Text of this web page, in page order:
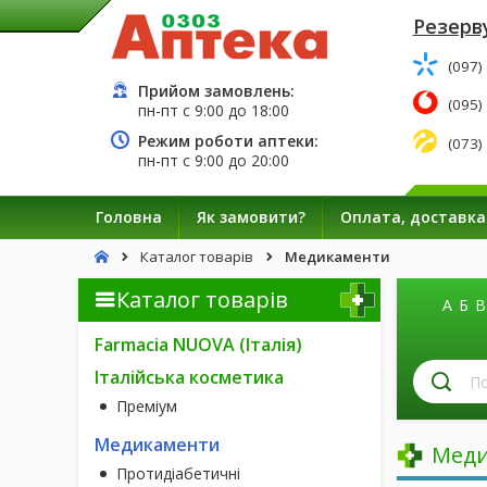
Прийом замовлень:
пн-пт с9:00 до 18:00
Режим роботи аптеки:
пн-пт с9:00 до 20:00
(097)
(095)
(073)
Головна Як замовити? Оплата, доставка
Каталог товарів Медикаменти
Каталог товарів
Farmacia NUOVA (Італія)
Італійська косметика
Преміум
Медикаменти
Протидіабетичні
А Б В
за